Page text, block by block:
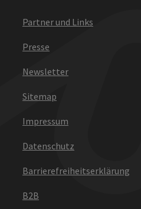
Partner und Links
Presse
Newsletter
Sitemap
Impressum
Datenschutz
Barrierefreiheitserklärung
B2B